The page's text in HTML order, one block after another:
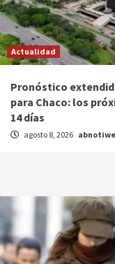
Actualidad
Pronóstico
para Chaco: los
14 días
agosto 8, 2026